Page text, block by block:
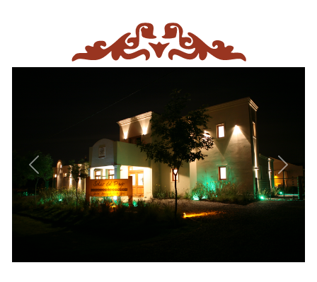
Previous Next